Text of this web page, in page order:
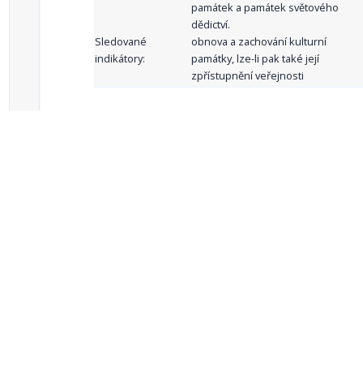
památek a památek světového
dědictví.
Sledované
indikátory:
obnova a zachování kulturní
památky, lze-li pak také její
zpřístupnění veřejnosti